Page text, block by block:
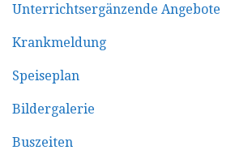
Unterrichtsergänzende Angebote
Krankmeldung
Speiseplan
Bildergalerie
Buszeiten